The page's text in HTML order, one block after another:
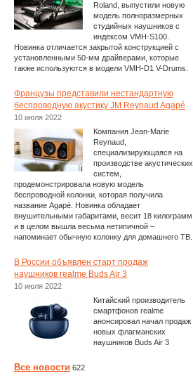
Roland, выпустили новую
модель полноразмерных
студийных наушников с
индексом VMH-S100.
Новинка отличается закрытой конструкцией с
установленными 50-мм драйверами, которые
также используются в модели VMH-D1 V-Drums.
Французы представили нестандартную
беспроводную акустику JM Reynaud Agapé
10 июля 2022
Компания Jean-Marie
Reynaud,
специализирующаяся на
производстве акустических
систем,
продемонстрировала новую модель
беспроводной колонки, которая получила
название Agapé. Новинка обладает
внушительными габаритами, весит 18 килограмм
и в целом вышла весьма нетипичной –
напоминает обычную колонку для домашнего ТВ.
В России объявлен старт продаж
наушников realme Buds Air 3
10 июля 2022
Китайский производитель
смартфонов realme
анонсировал начал продаж
новых флагманских
наушников Buds Air 3
Все новости 622